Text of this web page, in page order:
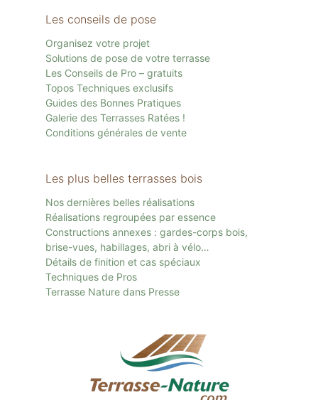
Les conseils de pose
Organisez votre projet
Solutions de pose de votre terrasse
Les Conseils de Pro – gratuits
Topos Techniques exclusifs
Guides des Bonnes Pratiques
Galerie des Terrasses Ratées !
Conditions générales de vente
Les plus belles terrasses bois
Nos dernières belles réalisations
Réalisations regroupées par essence
Constructions annexes : gardes-corps bois,
brise-vues, habillages, abri à vélo…
Détails de finition et cas spéciaux
Techniques de Pros
Terrasse Nature dans Presse